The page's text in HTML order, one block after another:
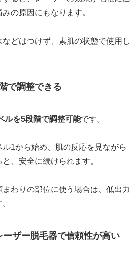
の原因にもなります。
などはつけず、素肌の状態で使用し
で調整できる
ルを5段階で調整可能です。
1から始め、肌の反応を見ながら
、安全に続けられます。
わりの部位に使う場合は、低出力
ザー脱毛器で信頼性が高い